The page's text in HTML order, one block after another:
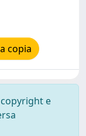
copia
e